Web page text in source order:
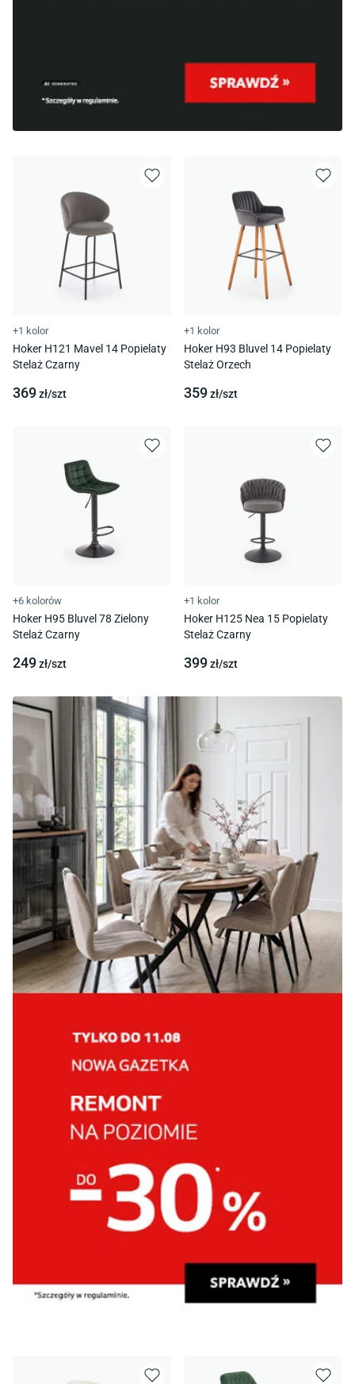
+1 kolor
Hoker H121 Mavel 14 Popielaty
Stelaż Czarny
369zł/szt
+1 kolor
Hoker H93 Bluvel 14 Popielaty
Stelaż Orzech
359zł/szt
+6 kolorów
Hoker H95 Bluvel 78 Zielony
Stelaż Czarny
249zł/szt
+1 kolor
Hoker H125 Nea 15 Popielaty
Stelaż Czarny
399zł/szt